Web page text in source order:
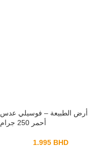
أرض الطبيعة – فوسيلي عدس
أحمر 250 جرام
1.995 BHD